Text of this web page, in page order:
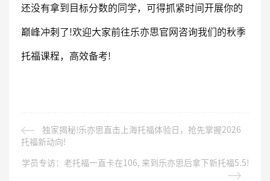
还没有拿到目标分数的同学，可得抓紧时间开展你的
巅峰冲刺了!欢迎大家前往乐亦思官网咨询我们的秋季
托福课程，高效备考!
独家揭秘!乐亦思直击上海托福体验日，抢先掌握2026
托福新动向!
学员专访：老托福一直卡在106, 来到乐亦思后拿下新托福5.5!